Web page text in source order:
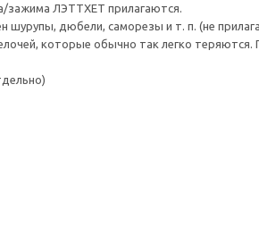
зажима ЛЭТТХЕТ прилагаются.
шурупы, дюбели, саморезы и т. п. (не
которые обычно так легко теряются.